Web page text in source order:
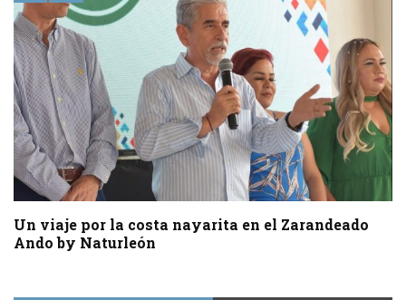
Un viaje por la costa nayarita en el Zarandeado
Ando by Naturleón